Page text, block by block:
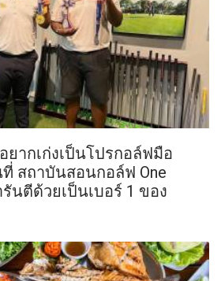
ยากเก่งเป็นโปรกอล์ฟมือ
สถาบันสอนกอล์ฟ One
รันตีด้วยเป็นเบอร์ 1 ของ